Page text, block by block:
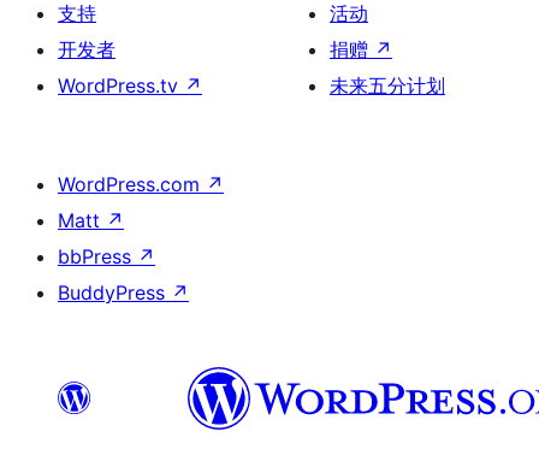
支持
开发者
WordPress.tv ↗
活动
捐赠 ↗
未来五分计划
WordPress.com ↗
Matt ↗
bbPress ↗
BuddyPress ↗